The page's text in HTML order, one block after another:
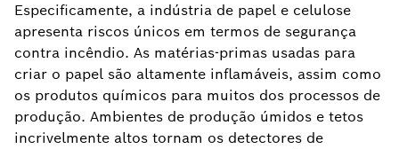
Especificamente, a indústria de papel e celulose
apresenta riscos únicos em termos de segurança
contra incêndio. As matérias-primas usadas para
criar o papel são altamente inflamáveis, assim como
os produtos químicos para muitos dos processos de
produção. Ambientes de produção úmidos e tetos
incrivelmente altos tornam os detectores de